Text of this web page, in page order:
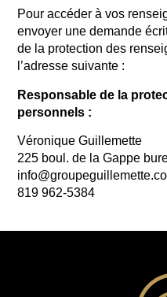
Pour accéder à vos
envoyer une demande
de la protection des
l’adresse suivante :
Responsable de la
personnels :
Véronique Guillemette
225 boul. de la Gappe
819 962-5384